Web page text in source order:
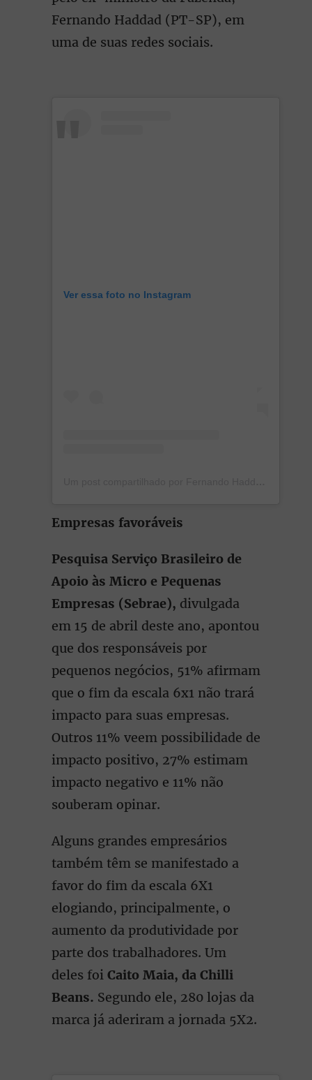
Fernando Haddad (PT-SP), em
uma de suas redes sociais.
Ver essa foto no Instagram
Empresas favoráveis
Pesquisa Serviço Brasileiro de
Apoio às Micro e Pequenas
Empresas (Sebrae), divulgada
em 15 de abril deste ano, apontou
que dos responsáveis por
pequenos negócios, 51% afirmam
que o fim da escala 6x1 não trará
impacto para suas empresas.
Outros 11% veem possibilidade de
impacto positivo, 27% estimam
impacto negativo e 11% não
souberam opinar.
Alguns grandes empresários
também têm se manifestado a
favor do fim da escala 6X1
elogiando, principalmente, o
aumento da produtividade por
parte dos trabalhadores. Um
deles foi Caito Maia, da Chilli
Beans. Segundo ele, 280 lojas da
marca já aderiram a jornada 5X2.